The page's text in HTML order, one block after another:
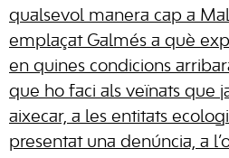
qualsevol manera cap a
emplaçat Galmés a què
en quines condicions
que ho faci als veïnats que
aixecar, a les entitats
presentat una denúncia, a